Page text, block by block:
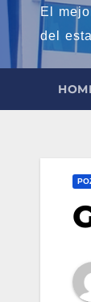
El
del